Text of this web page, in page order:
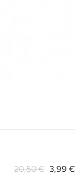
20,50 € 3,99 €